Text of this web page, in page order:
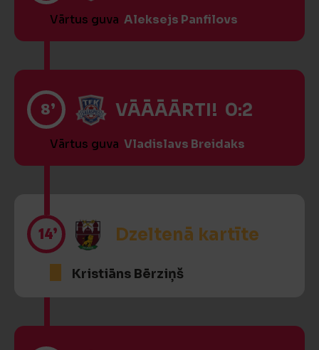
Vārtus guva Aleksejs Panfilovs
8’ VĀĀĀĀRTI! 0:2
Vārtus guva Vladislavs Breidaks
14’ Dzeltenā kartīte
Kristiāns Bērziņš